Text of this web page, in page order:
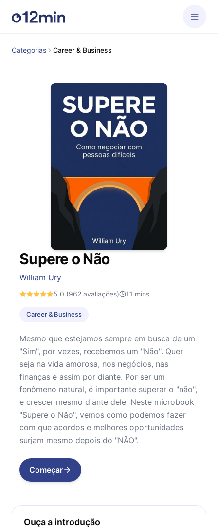
Categorias Career & Business
Supere o Não
William Ury
5.0 (962 avaliações) 11 mins
Career & Business
Mesmo que estejamos sempre em busca de um
"Sim", por vezes, recebemos um "Não". Quer
seja na vida amorosa, nos negócios, nas
finanças e assim por diante. Por ser um
fenômeno natural, é importante superar o "não",
e crescer mesmo diante dele. Neste microbook
"Supere o Não", vemos como podemos fazer
com que acordos e melhores oportunidades
surjam mesmo depois do "NÃO".
Começar
Ouça a introdução